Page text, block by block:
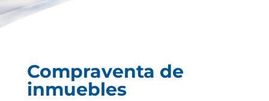
Compraventa de
inmuebles